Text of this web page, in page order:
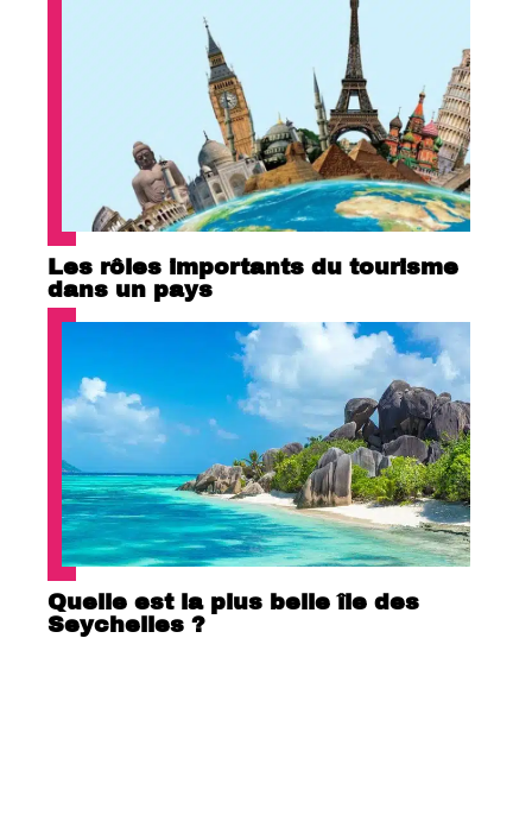
Les rôles importants du tourisme
dans un pays
Quelle est la plus belle île des
Seychelles ?